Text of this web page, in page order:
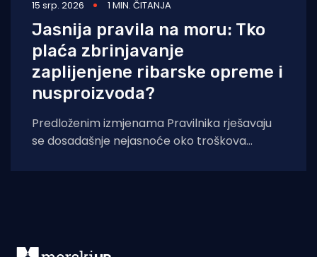
15 srp. 2026 1 MIN. ČITANJA
Jasnija pravila na moru: Tko
plaća zbrinjavanje
zaplijenjene ribarske opreme i
nusproizvoda?
Predloženim izmjenama Pravilnika rješavaju
se dosadašnje nejasnoće oko troškova